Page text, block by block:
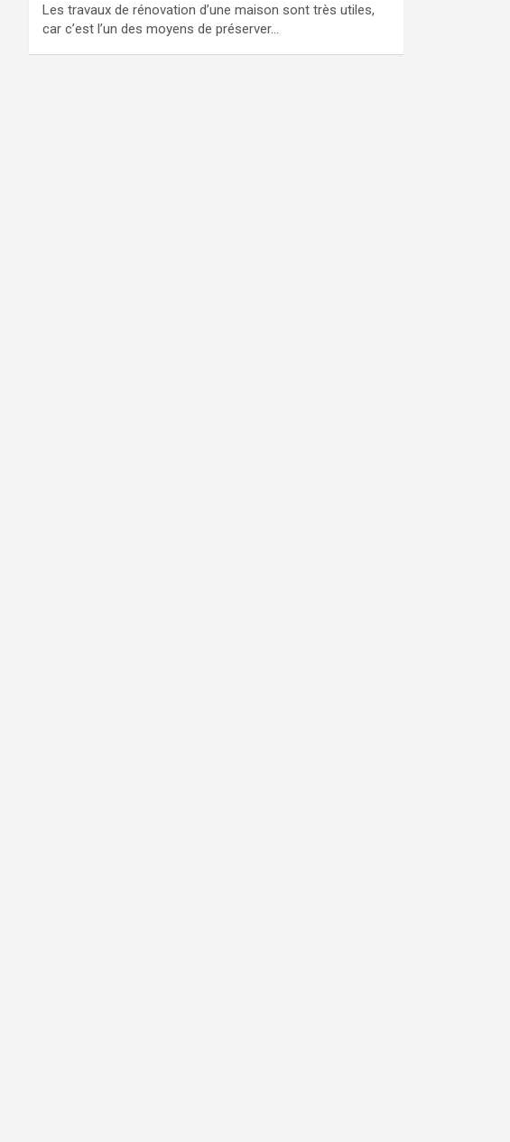
Les travaux de rénovation d’une maison sont très utiles,
car c’est l’un des moyens de préserver…